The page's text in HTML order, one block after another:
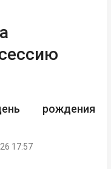
рождения
17:57